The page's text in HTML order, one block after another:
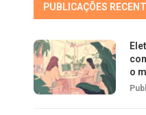
PUBLICAÇÕES
o